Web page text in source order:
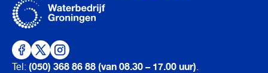
Tel: (050) 368 86 88 (van 08.30 – 17.00 uur).